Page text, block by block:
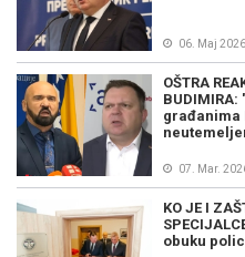
06. Maj 2026
OŠTRA
građanima
07. Mar.
KO JE I
obuku